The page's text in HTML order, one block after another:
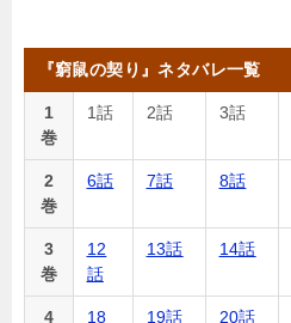
『窮鼠の契り』ネタバレ一覧
1
巻
1話 2話 3話
2
巻
6話 7話 8話
3
巻
12
話
13話 14話
4
18
19話 20話